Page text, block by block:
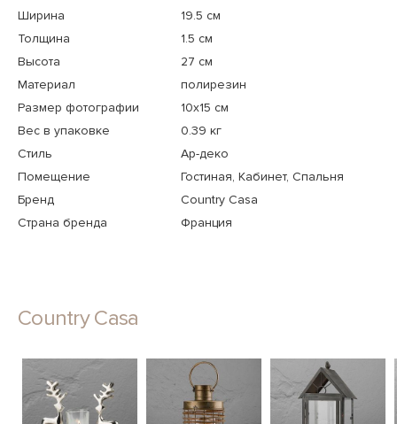
Ширина
19.5 см
Толщина
1.5 см
Высота
27 см
Материал
полирезин
Размер фотографии
10х15 см
Вес в упаковке
0.39 кг
Стиль
Ар-деко
Помещение
Гостиная, Кабинет, Спальня
Бренд
Country Casa
Страна бренда
Франция
Country Casa